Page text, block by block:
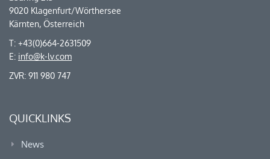
9020 Klagenfurt/Wörthersee
Kärnten, Österreich
T: +43(0)664-2631509
E: info@k-lv.com
ZVR: 911 980 747
QUICKLINKS
News